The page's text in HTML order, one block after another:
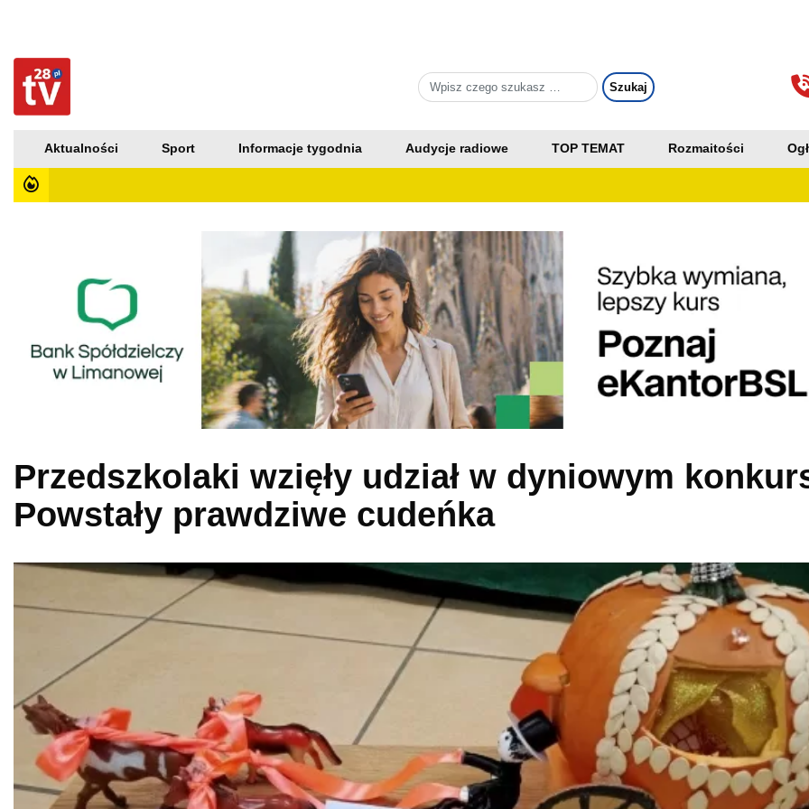
Aktualności Sport Informacje tygodnia Audycje radiowe TOP TEMAT Rozmaitości
Przedszkolaki wzięły udział w dyniowym
Powstały prawdziwe cudeńka